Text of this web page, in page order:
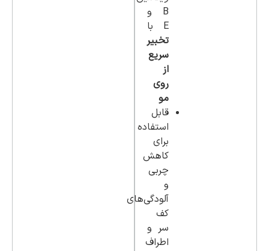
B و
E با
تخبیر
سریع
از
روی
مو
قابل
استفاده
برای
کاهش
چربی
و
آلودگی‌های
کف
سر و
اطراف